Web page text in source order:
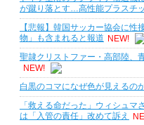
が蹴り落とす…高性能プラスチ
【悲報】韓国サッカー協会に性
物」も含まれると報道 NEW!
聖隷クリストファー・高部陸、
NEW!
白黒のコマになぜ色が見えるの
「救える命だった」ウィシュマ
は「入管の責任」改めて訴え